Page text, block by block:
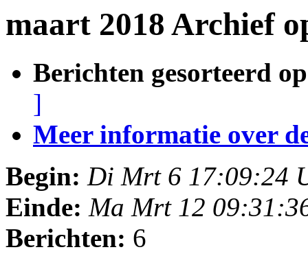
maart 2018 Archief
Berichten gesorteerd
]
Meer informatie over
Begin: Di Mrt 6 17:09:24
Einde: Ma Mrt 12
Berichten: 6